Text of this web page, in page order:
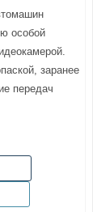
особой
заранее
передач